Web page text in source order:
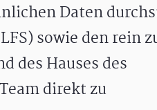
Daten
sowie den rein
des Hauses des
direkt zu